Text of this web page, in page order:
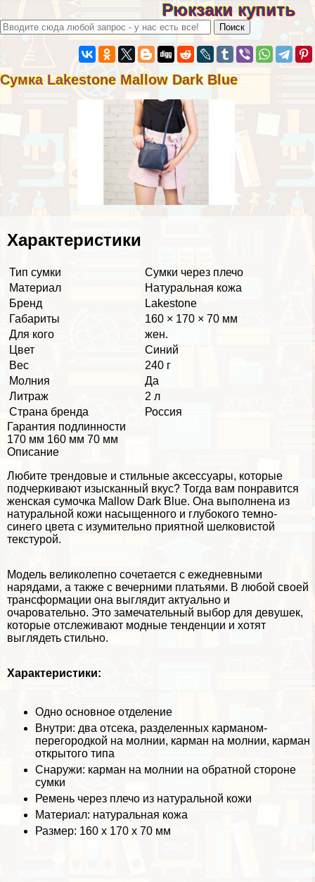
Рюкзаки купить
Сумка Lakestone Mallow Dark Blue
Хаpaктеристики
Тип сумки
Сумки через плечо
Материал
Натуральная кожа
Бренд
Lakestone
Габариты
160 × 170 × 70 мм
Для кого
жен.
Цвет
Синий
Вес
240 г
Молния
Да
Литраж
2 л
Страна бренда
Россия
Гарантия подлинности
170 мм 160 мм 70 мм
Описание
Любите трендовые и стильные аксессуары, которые
подчеркивают изысканный вкус? Тогда вам понравится
женская сумочка Mallow Dark Blue. Она выполнена из
натуральной кожи насыщенного и глубокого темно-
синего цвета с изумительно приятной шелковистой
текстурой.
Модель великолепно сочетается с ежедневными
нарядами, а также с вечерними платьями. В любой своей
трaнcформации она выглядит актуально и
очаровательно. Это замечательный выбор для дeвyшек,
которые отслеживают модные тенденции и хотят
выглядеть стильно.
Хаpaктеристики:
Одно основное отделение
Внутри: два отсека, разделенных карманом-
перегородкой на молнии, карман на молнии, карман
открытого типа
Снаружи: карман на молнии на обратной стороне
сумки
Ремень через плечо из натуральной кожи
Материал: натуральная кожа
Размер: 160 х 170 х 70 мм